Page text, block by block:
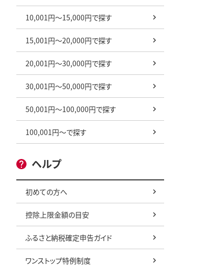
10,001円～15,000円で探す
15,001円～20,000円で探す
20,001円～30,000円で探す
30,001円～50,000円で探す
50,001円～100,000円で探す
100,001円～で探す
ヘルプ
初めての方へ
控除上限金額の目安
ふるさと納税確定申告ガイド
ワンストップ特例制度